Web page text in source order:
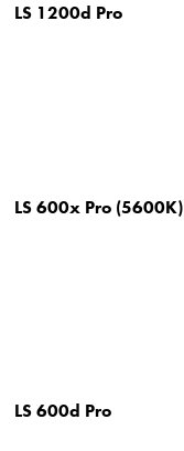
LS 1200d Pro
LS 600x Pro (5600K)
LS 600d Pro